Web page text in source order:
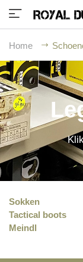
Home
Sokken
Tactical boots
Meindl